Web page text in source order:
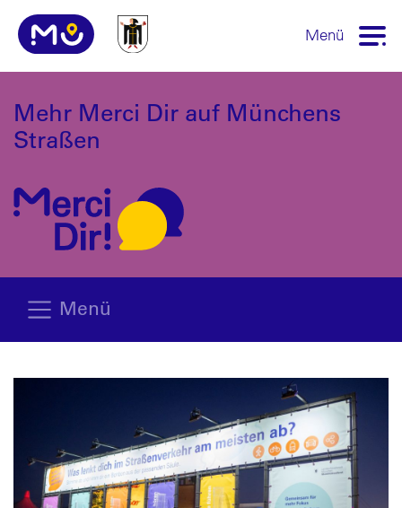
Menü
Mehr Merci Dir auf Münchens
Straßen
Menü